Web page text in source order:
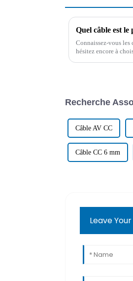
Connaissez-vous les
hésitez encore à
Recherche
Câble AV CC
Câble CC 6 mm
Leave